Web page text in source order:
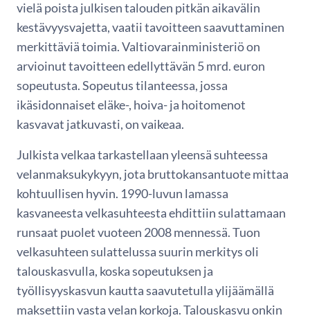
vielä poista julkisen talouden pitkän aikavälin
kestävyysvajetta, vaatii tavoitteen saavuttaminen
merkittäviä toimia. Valtiovarainministeriö on
arvioinut tavoitteen edellyttävän 5 mrd. euron
sopeutusta. Sopeutus tilanteessa, jossa
ikäsidonnaiset eläke-, hoiva- ja hoitomenot
kasvavat jatkuvasti, on vaikeaa.
Julkista velkaa tarkastellaan yleensä suhteessa
velanmaksukykyyn, jota bruttokansantuote mittaa
kohtuullisen hyvin. 1990-luvun lamassa
kasvaneesta velkasuhteesta ehdittiin sulattamaan
runsaat puolet vuoteen 2008 mennessä. Tuon
velkasuhteen sulattelussa suurin merkitys oli
talouskasvulla, koska sopeutuksen ja
työllisyyskasvun kautta saavutetulla ylijäämällä
maksettiin vasta velan korkoja. Talouskasvu onkin